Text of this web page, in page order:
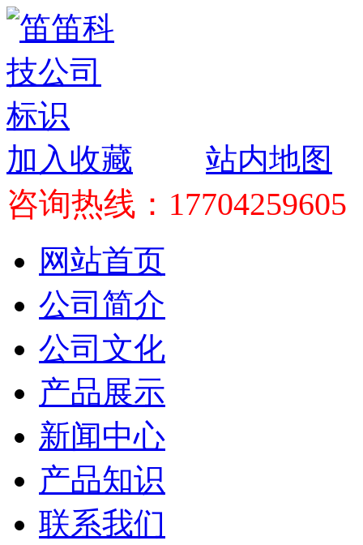
加入收藏 站内地图
咨询热线：17704259605
网站首页
公司简介
公司文化
产品展示
新闻中心
产品知识
联系我们